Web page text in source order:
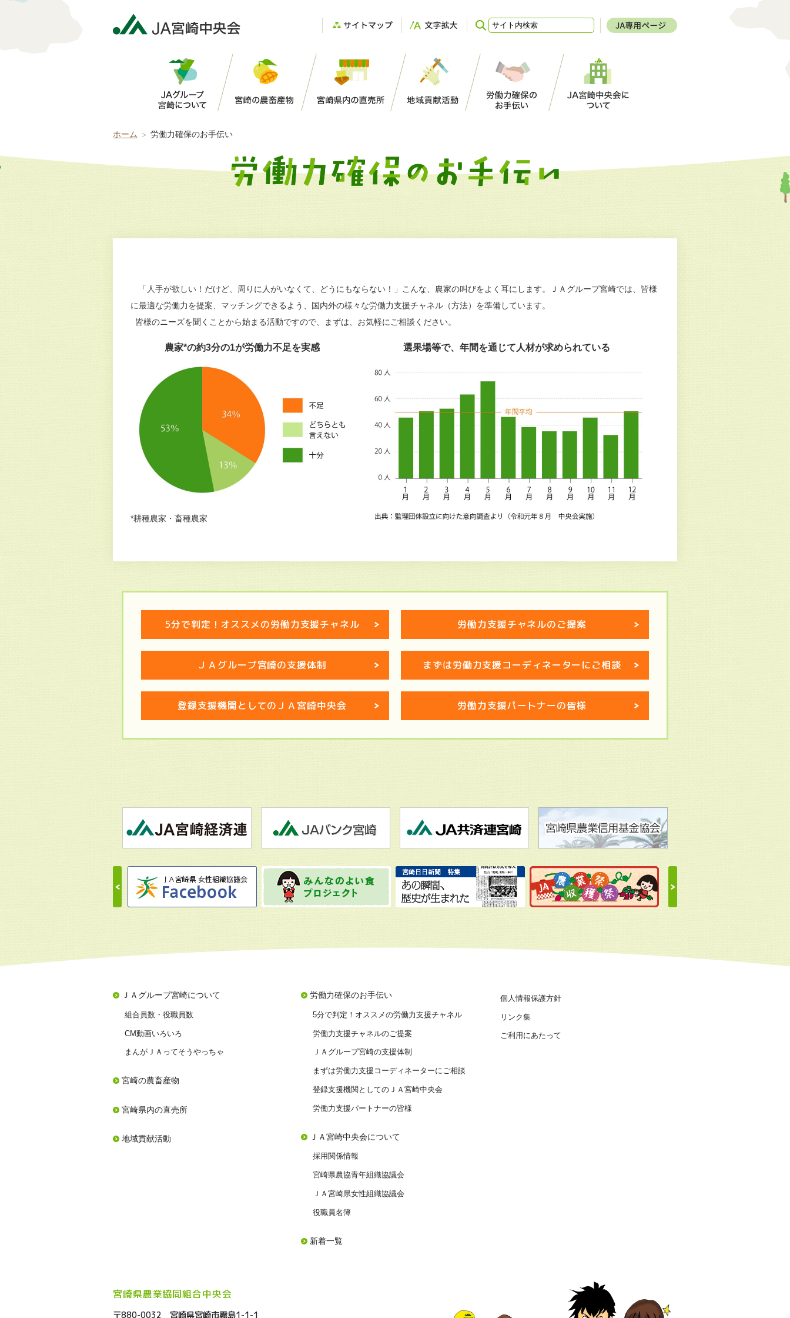
ホーム 労働力確保のお手伝い
「人手が欲しい！だけど、周りに人がいなくて、どうにもならない！」こんな、農家の叫びをよく耳にします。ＪＡグループ宮崎では、皆様
に最適な労働力を提案、マッチングできるよう、国内外の様々な労働力支援チャネル（方法）を準備しています。
皆様のニーズを聞くことから始まる活動ですので、まずは、お気軽にご相談ください。
農家*の約3分の1が労働力不足を実感
*耕種農家・畜種農家
選果場等で、年間を通じて人材が求められている
5分で判定！オススメの労働力支援チャネル 労働力支援チャネルのご提案
ＪＡグループ宮崎の支援体制 まずは労働力支援コーディネーターにご相談
登録支援機関としてのＪＡ宮崎中央会 労働力支援パートナーの皆様
ＪＡグループ宮崎について
組合員数・役職員数
CM動画いろいろ
まんがＪＡってそうやっちゃ
宮崎の農畜産物
宮崎県内の直売所
地域貢献活動
労働力確保のお手伝い
5分で判定！オススメの労働力支援チャネル
労働力支援チャネルのご提案
ＪＡグループ宮崎の支援体制
まずは労働力支援コーディネーターにご相談
登録支援機関としてのＪＡ宮崎中央会
労働力支援パートナーの皆様
ＪＡ宮崎中央会について
採用関係情報
宮崎県農協青年組織協議会
ＪＡ宮崎県女性組織協議会
役職員名簿
新着一覧
個人情報保護方針
リンク集
ご利用にあたって
宮崎県農業協同組合中央会
〒880-0032 宮崎県宮崎市霧島1-1-1